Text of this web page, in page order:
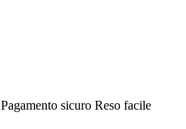
Pagamento sicuro Reso facile